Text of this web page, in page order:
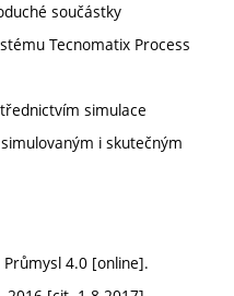
součástky
Tecnomatix Process
simulace
i skutečným
4.0 [online].